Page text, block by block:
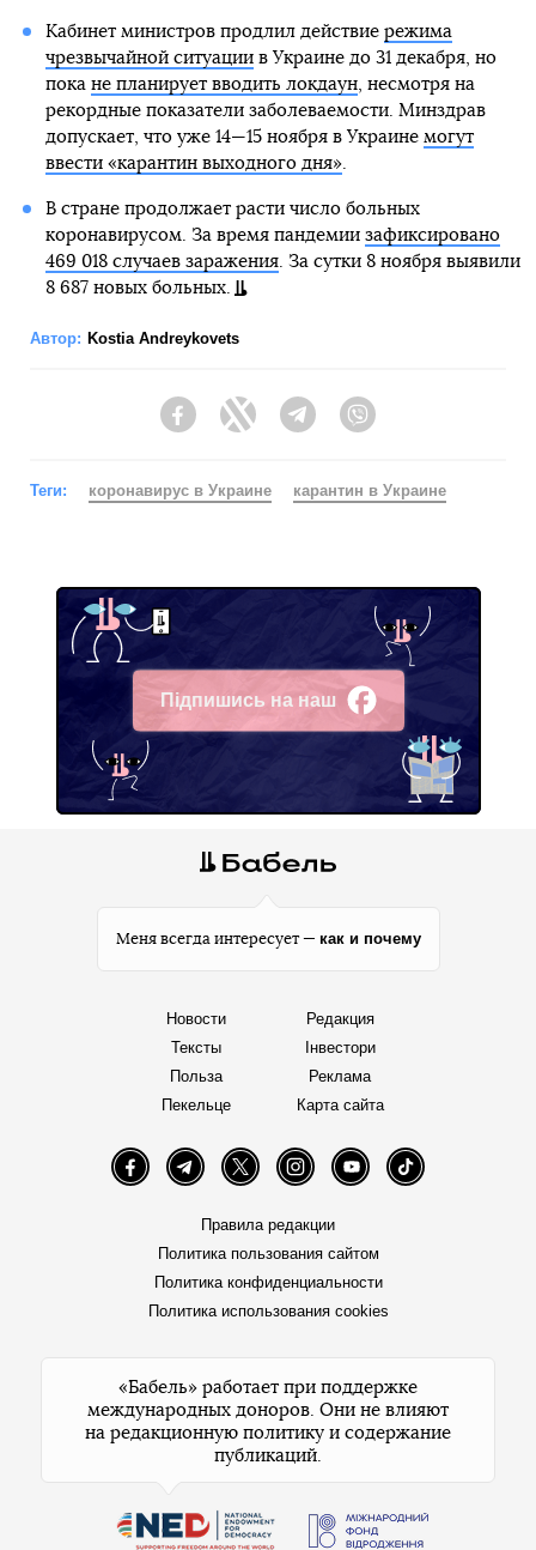
Кабинет министров продлил действие режима
чрезвычайной ситуациив Украине до 31 декабря, но
пока не планирует вводить локдаун, несмотря на
рекордные показатели заболеваемости. Минздрав
допускает, что уже 14—15 ноября в Украине могут
ввести «карантин выходного дня».
В стране продолжает расти число больных
коронавирусом. За время пандемии зафиксировано
469 018 случаев заражения. За сутки 8 ноября выявили
8 687 новых больных.
Автор: Kostia Andreykovets
FacebookTwitter Telegram
Теги: коронавирус в Украине карантин в Украине
Підпишись на наш
Facebook
Меня всегда интересует — как и почему
Новости
Тексты
Польза
Пекельце
Редакция
Інвестори
Реклама
Карта сайта
FacebookTelegramTwitter InstagramYouTube TikTok
Правила редакции
Политика пользования сайтом
Политика конфиденциальности
Политика использования cookies
«Бабель» работает при поддержке
международных доноров. Они не влияют
на редакционную политику и содержание
публикаций.